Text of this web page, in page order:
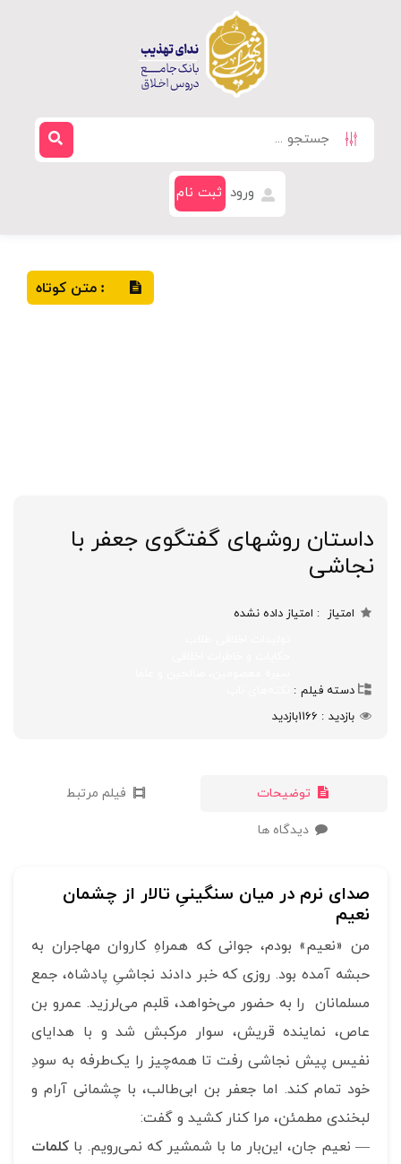
ورود ثبت نام
: متن کوتاه
داستان روشهای گفتگوی جعفر با
نجاشی
امتیاز امتیاز داده نشده
دسته فیلم
بازدید
1166بازدید
توضیحات فیلم مرتبط
دیدگاه ها
صدای نرم در میان سنگینیِ تالار از چشمان
نعیم
من «نعیم» بودم، جوانی که همراهِ کاروان مهاجران به
حبشه آمده بود. روزی که خبر دادند نجاشیِ پادشاه، جمع
مسلمانان را به حضور می‌خواهد، ‌قلبم می‌لرزید. عمرو بن
عاص، نماینده قریش، سوار مرکبش شد و با هدایای
نفیس پیش نجاشی رفت تا همه‌چیز را یک‌طرفه به سودِ
خود تمام کند. اما جعفر بن ابی‌طالب، با چشمانی آرام و
لبخندی مطمئن، مرا کنار کشید و گفت:
— نعیم جان، این‌بار ما با شمشیر که نمی‌رویم. با کلمات